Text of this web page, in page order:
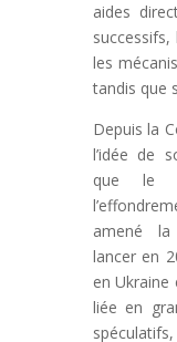
aides
les
tandis que
Depuis la
l’idée de
que le
amené la
lancer en
en Ukraine
liée en